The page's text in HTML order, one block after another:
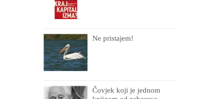
Ne pristajem!
Čovjek koji je jednom